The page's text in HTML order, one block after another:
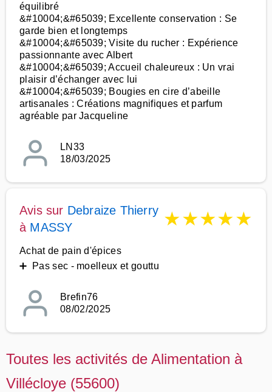
équilibré
&#10004;&#65039; Excellente conservation : Se
garde bien et longtemps
&#10004;&#65039; Visite du rucher : Expérience
passionnante avec Albert
&#10004;&#65039; Accueil chaleureux : Un vrai
plaisir d’échanger avec lui
&#10004;&#65039; Bougies en cire d’abeille
artisanales : Créations magnifiques et parfum
agréable par Jacqueline
LN33
18/03/2025
Avis sur Debraize Thierry
à MASSY ★★★★★
Achat de pain d'épices
➕ Pas sec - moelleux et gouttu
Brefin76
08/02/2025
Toutes les activités de Alimentation à
Villécloye (55600)